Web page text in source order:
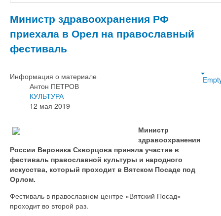
Министр здравоохранения РФ
приехала в Орел на православный
фестиваль
Информация о материале
Антон ПЕТРОВ
КУЛЬТУРА
12 мая 2019
Министр
здравоохранения
России Вероника Скворцова приняла участие в
фестиваль православной культуры и народного
искусства, который проходит в Вятском Посаде под
Орлом.
Фестиваль в православном центре «Вятский Посад»
проходит во второй раз.